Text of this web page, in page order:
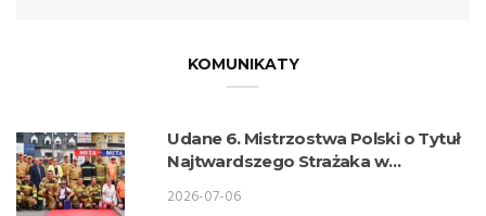
KOMUNIKATY
Udane 6. Mistrzostwa Polski o Tytuł
Najtwardszego Strażaka w
2026-07-06